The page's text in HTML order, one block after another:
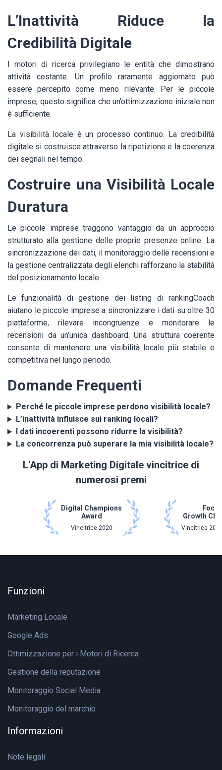
L’Inattività Riduce la
Credibilità Digitale
I motori di ricerca privilegiano le entità che dimostrano
attività costante. Un profilo raramente aggiornato può
essere percepito come meno rilevante. Per le piccole
imprese, questo significa che un’ottimizzazione iniziale non
è sufficiente.
La visibilità locale è un processo continuo. La credibilità
digitale si costruisce attraverso la ripetizione e la coerenza
dei segnali nel tempo.
Costruire una Visibilità Locale
Duratura
Le piccole imprese traggono vantaggio da un approccio
strutturato alla gestione delle proprie presenze online. La
sincronizzazione dei dati, il monitoraggio delle recensioni e
la gestione centralizzata degli elenchi rafforzano la stabilità
del posizionamento locale.
Le funzionalità di gestione dei listing di rankingCoach
aiutano le piccole imprese a sincronizzare i dati su oltre 30
piattaforme, rilevare incongruenze e monitorare le
recensioni da un’unica dashboard. Una struttura coerente
consente di mantenere una visibilità locale più stabile e
competitiva nel lungo periodo.
Domande Frequenti
Perché le piccole imprese perdono visibilità locale?
L’inattività influisce sui ranking locali?
I dati incoerenti possono ridurre la visibilità?
La concorrenza può superare la mia visibilità locale?
L'App di Marketing Digitale vincitrice di
numerosi premi
Digital Champions
Award
Vincitrice 2020
Focus
Growth
Vincitrice
Funzioni
Marketing Locale
Google Ads
Ottimizzazione per i Motori di Ricerca
Gestione della reputazione
Monitoraggio Social Media
Monitoraggio del marchio
Informazioni
Note legali